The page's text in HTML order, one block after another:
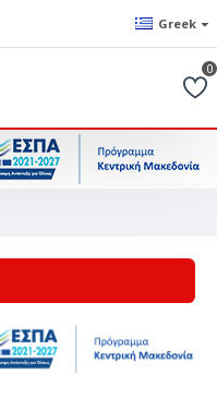
Greek
0